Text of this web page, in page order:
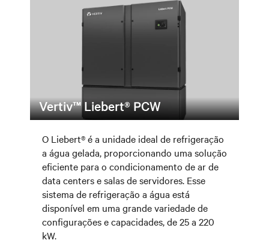
Vertiv™ Liebert® PCW
O Liebert® é a unidade ideal de refrigeração
a água gelada, proporcionando uma solução
eficiente para o condicionamento de ar de
data centers e salas de servidores. Esse
sistema de refrigeração a água está
disponível em uma grande variedade de
configurações e capacidades, de 25 a 220
kW.